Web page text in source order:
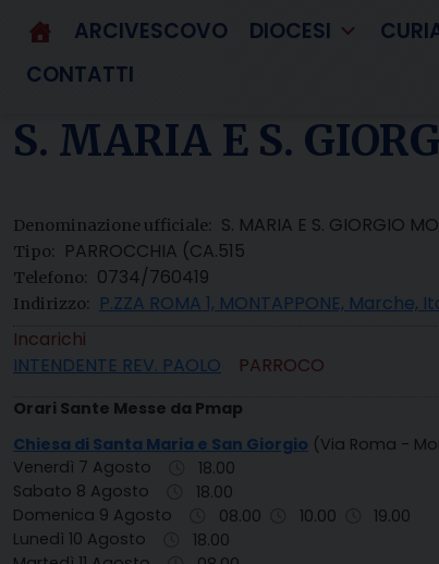
ARCIVESCOVO DIOCESI
CONTATTI
S. MARIA E S.
Denominazione ufficiale: S. MARIA E S. GIORGIO
Tipo: PARROCCHIA (CA.515
Telefono: 0734/760419
Indirizzo:
P.ZZA ROMA 1, MONTAPPONE, Marche,
Incarichi
INTENDENTE REV. PAOLO
PARROCO
Orari Sante Messe da Pmap
Chiesa di Santa Maria e San Giorgio (Via Roma -
Venerdì 7 Agosto
18.00
Sabato 8 Agosto
18.00
Domenica 9 Agosto
08.00 10.00
19.00
Lunedì 10 Agosto
18.00